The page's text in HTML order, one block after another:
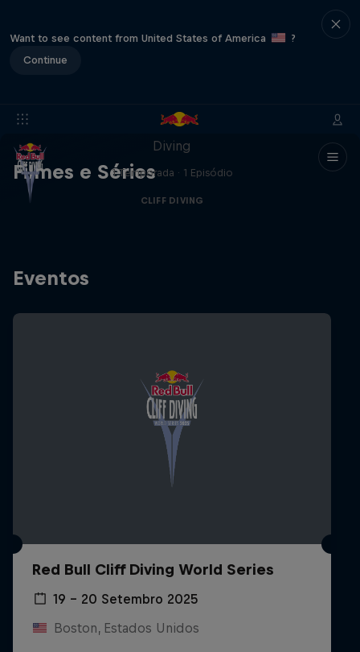
Want to see content from United States of America
?
Continue
Filmes e Séries
Mergulhe nos bastidores do Red Bull Cliff
Diving
1 Temporada · 1 Episódio
CLIFF DIVING
Eventos
Red Bull Cliff Diving World Series
19 – 20 Setembro 2025
Boston, Estados Unidos